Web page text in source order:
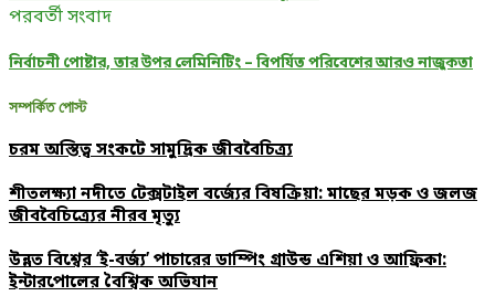
পরবর্তী সংবাদ
নির্বাচনী পোষ্টার, তার উপর লেমিনিটিং – বিপর্যিত পরিবেশের আরও নাজুকতা
সম্পর্কিত পোস্ট
চরম অস্তিত্ব সংকটে সামুদ্রিক জীববৈচিত্র্য
শীতলক্ষ্যা নদীতে টেক্সটাইল বর্জ্যের বিষক্রিয়া: মাছের মড়ক ও জলজ
জীববৈচিত্র্যের নীরব মৃত্যু
উন্নত বিশ্বের ‘ই-বর্জ্য’ পাচারের ডাম্পিং গ্রাউন্ড এশিয়া ও আফ্রিকা:
ইন্টারপোলের বৈশ্বিক অভিযান